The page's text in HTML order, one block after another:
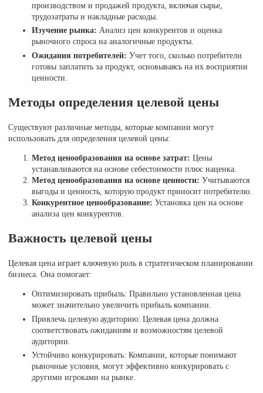
производством и продажей продукта, включая сырье,
трудозатраты и накладные расходы.
Изучение рынка: Анализ цен конкурентов и оценка
рыночного спроса на аналогичные продукты.
Ожидания потребителей: Учет того, сколько потребители
готовы заплатить за продукт, основываясь на их восприятии
ценности.
Методы определения целевой цены
Существуют различные методы, которые компании могут
использовать для определения целевой цены:
Метод ценообразования на основе затрат: Цены
устанавливаются на основе себестоимости плюс наценка.
Метод ценообразования на основе ценности: Учитываются
выгоды и ценность, которую продукт приносит потребителю.
Конкурентное ценообразование: Установка цен на основе
анализа цен конкурентов.
Важность целевой цены
Целевая цена играет ключевую роль в стратегическом планировании
бизнеса. Она помогает:
Оптимизировать прибыль: Правильно установленная цена
может значительно увеличить прибыль компании.
Привлечь целевую аудиторию: Целевая цена должна
соответствовать ожиданиям и возможностям целевой
аудитории.
Устойчиво конкурировать: Компании, которые понимают
рыночные условия, могут эффективно конкурировать с
другими игроками на рынке.